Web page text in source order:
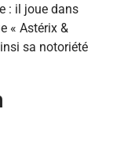
: il joue dans
« Astérix &
sa notoriété